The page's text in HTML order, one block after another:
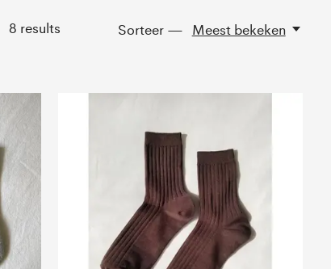
8 results Sorteer — Meest bekeken